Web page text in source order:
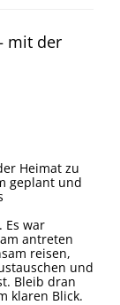
mit der
Heimat zu
geplant und
Es war
antreten
reisen,
und
Bleib dran
klaren Blick.